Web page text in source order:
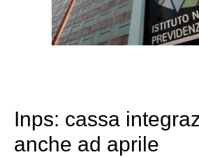
Inps: cassa
anche ad aprile